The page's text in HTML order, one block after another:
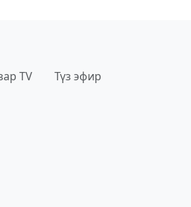
TV Түз эфир